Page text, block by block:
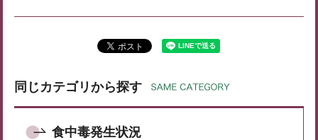
同じカテゴリから探す
食中毒発生状況